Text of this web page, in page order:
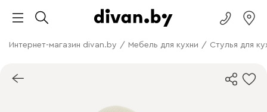
Интернет-магазин divan.by / Мебель для кухни / Стулья для